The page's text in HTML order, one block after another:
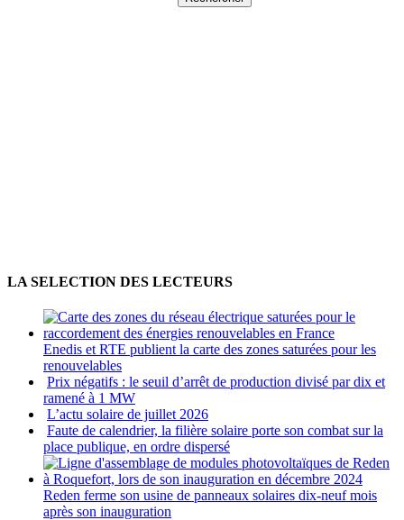
LA SELECTION DES LECTEURS
Enedis et RTE publient la carte des zones saturées pour les
renouvelables
Prix négatifs : le seuil d’arrêt de production divisé par dix et
ramené à 1 MW
L’actu solaire de juillet 2026
Faute de calendrier, la filière solaire porte son combat sur la
place publique, en ordre dispersé
Reden ferme son usine de panneaux solaires dix-neuf mois
après son inauguration